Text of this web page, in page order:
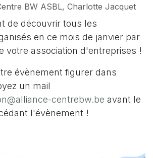
BW ASBL, Charlotte Jacquet
de découvrir tous les
en ce mois de janvier par
votre association d'entreprises !
évènement figurer dans
un mail
centrebw.be avant le
l'évènement !